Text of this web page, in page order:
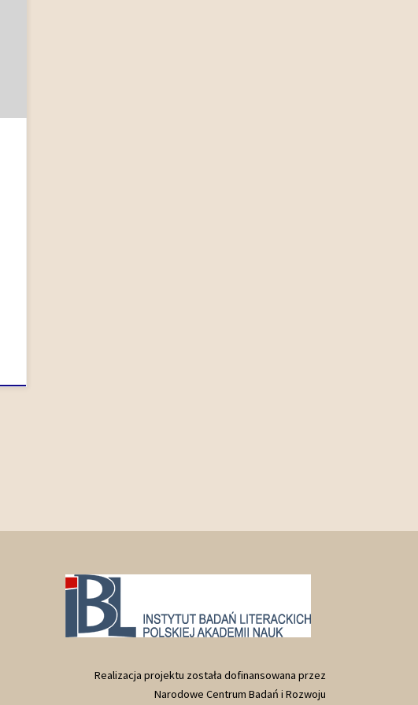
Realizacja projektu została dofinansowana przez
Narodowe Centrum Badań i Rozwoju